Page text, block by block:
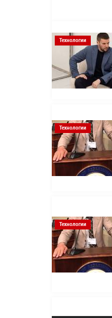
Технологии
Технологии
Технологии